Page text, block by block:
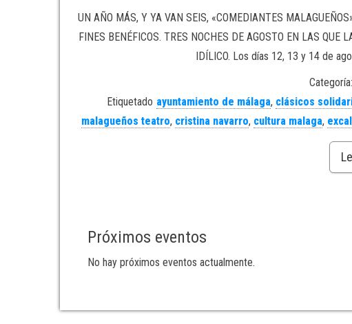
UN AÑO MÁS, Y YA VAN SEIS, «COMEDIANTES
FINES BENÉFICOS. TRES NOCHES DE AGOSTO EN LAS
IDÍLICO. Los días 12, 13 y 14 de
Categoría:
Etiquetado ayuntamiento de málaga, clásicos
malagueños teatro, cristina navarro, cultura malaga,
Próximos eventos
No hay próximos eventos actualmente.